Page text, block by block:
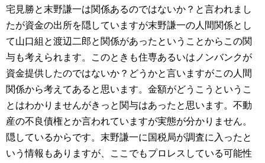
宅見勝と末野謙一は関係あるのではないか？と言われまし
たが資金の出所を隠していますが末野謙一の人間関係とし
て山口組と渡辺二郎と関係があったということからこの関
与も考えられます。このときも住専あるいはノンバンクが
資金提供したのではないか？どうかと言いますがこの人間
関係から考えてあると思います。金額がどうこうというこ
とはわかりませんがきっと関与はあったと思います。不動
産の不良債権とか言われていますが実態が分かりません。
隠しているからです。末野謙一に国税局が調査に入ったと
いう情報もありますが、ここでもプロレスしている可能性